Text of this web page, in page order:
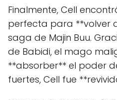
Finalmente, Cell
perfecta para **volver
saga de Majin Buu.
de Babidi, el mago
**absorber** el poder
fuertes, Cell fue